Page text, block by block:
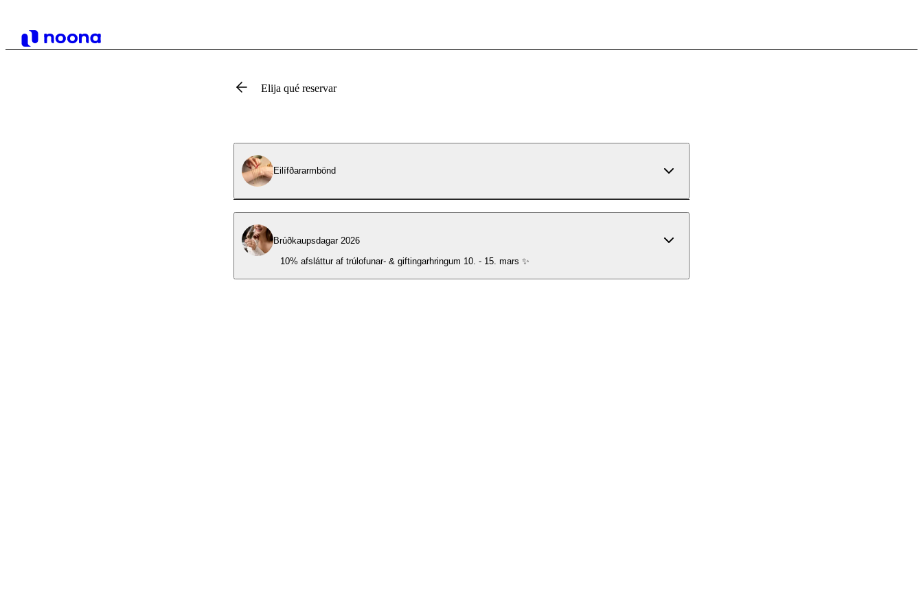
Elija qué reservar
Eilífðararmbönd
Brúðkaupsdagar 2026
10% afsláttur af trúlofunar- & giftingarhringum 10. - 15. mars ✨